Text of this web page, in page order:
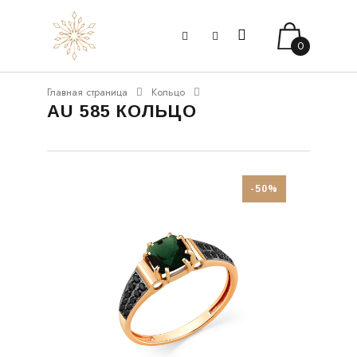
0
Главная страница Кольцо
AU 585 КОЛЬЦО
-50%